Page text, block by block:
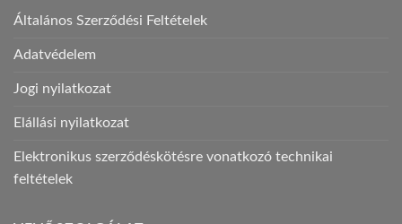
Általános Szerződési Feltételek
Adatvédelem
Jogi nyilatkozat
Elállási nyilatkozat
Elektronikus szerződéskötésre vonatkozó technikai
feltételek